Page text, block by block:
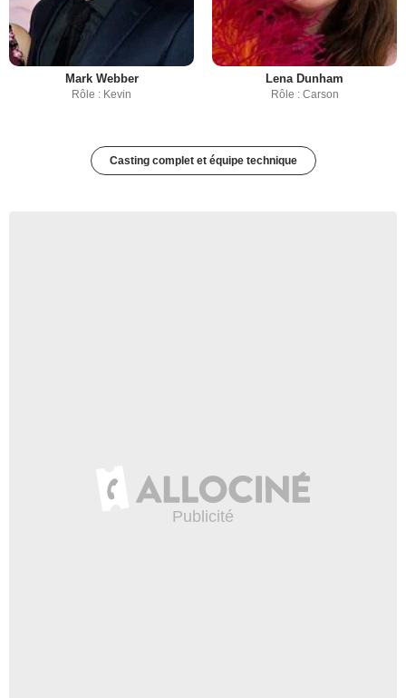
Mark Webber
Rôle : Kevin
Lena Dunham
Rôle : Carson
Casting complet et équipe technique